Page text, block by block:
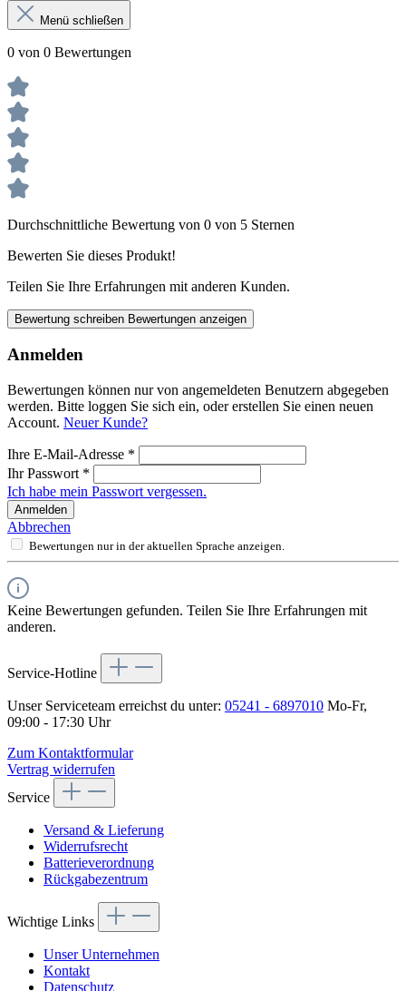
Menü schließen
0 von 0 Bewertungen
Durchschnittliche Bewertung von 0 von 5 Sternen
Bewerten Sie dieses Produkt!
Teilen Sie Ihre Erfahrungen mit anderen Kunden.
Bewertung schreiben Bewertungen anzeigen
Anmelden
Bewertungen können nur von angemeldeten Benutzern abgegeben
werden. Bitte loggen Sie sich ein, oder erstellen Sie einen neuen
Account. Neuer Kunde?
Ihre E-Mail-Adresse *
Ihr Passwort *
Ich habe mein Passwort vergessen.
Anmelden
Abbrechen
Bewertungen nur in der aktuellen Sprache anzeigen.
Keine Bewertungen gefunden. Teilen Sie Ihre Erfahrungen mit
anderen.
Service-Hotline
Unser Serviceteam erreichst du unter: 05241 - 6897010 Mo-Fr,
09:00 - 17:30 Uhr
Zum Kontaktformular
Vertrag widerrufen
Service
Versand & Lieferung
Widerrufsrecht
Batterieverordnung
Rückgabezentrum
Wichtige Links
Unser Unternehmen
Kontakt
Datenschutz